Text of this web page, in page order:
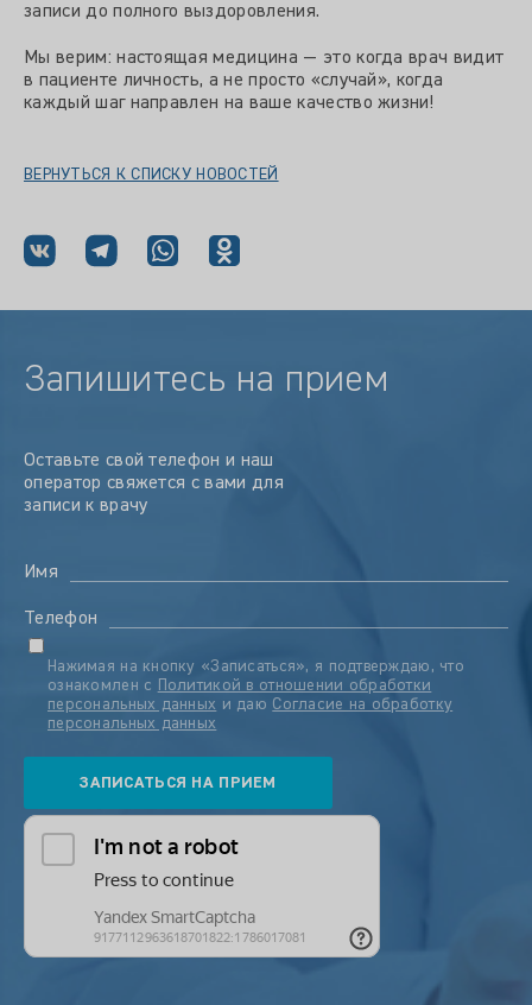
записи до полного выздоровления.
Мы верим: настоящая медицина — это когда врач видит
в пациенте личность, а не просто «случай», когда
каждый шаг направлен на ваше качество жизни!
ВЕРНУТЬСЯ К СПИСКУ НОВОСТЕЙ
Запишитесь на прием
Оставьте свой телефон и наш
оператор свяжется с вами для
записи к врачу
Имя
Телефон
Нажимая на кнопку «Записаться», я подтверждаю, что
ознакомлен с Политикой в отношении обработки
персональных данных и даю Согласие на обработку
персональных данных